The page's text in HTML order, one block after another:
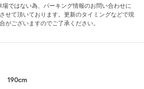
ではない為、パーキング情報のお問い合わせに
せて頂いております。更新のタイミングなどで現
がございますのでご了承ください。
190cm